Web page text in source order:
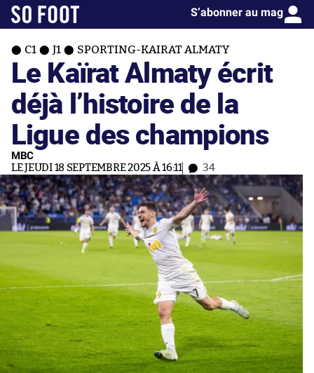
S’abonner au mag
C1 J1 SPORTING-KAIRAT ALMATY
Le Kaïrat Almaty écrit
déjà l’histoire de la
Ligue des champions
MBC
LE JEUDI 18 SEPTEMBRE 2025 À 16:11 34